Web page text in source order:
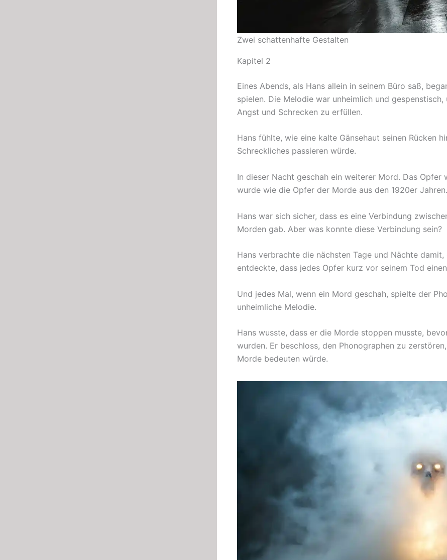
Zwei schattenhafte Gestalten
Kapitel 2
Eines Abends, als Hans allein in seinem Büro saß,
spielen. Die Melodie war unheimlich und
Angst und Schrecken zu erfüllen.
Hans fühlte, wie eine kalte Gänsehaut seinen Rücken
Schreckliches passieren würde.
In dieser Nacht geschah ein weiterer Mord. Das
wurde wie die Opfer der Morde aus den 1920er Jahren.
Hans war sich sicher, dass es eine Verbindung
Morden gab. Aber was konnte diese Verbindung sein?
Hans verbrachte die nächsten Tage und Nächte
entdeckte, dass jedes Opfer kurz vor seinem Tod
Und jedes Mal, wenn ein Mord geschah, spielte der
unheimliche Melodie.
Hans wusste, dass er die Morde stoppen musste,
wurden. Er beschloss, den Phonographen zu
Morde bedeuten würde.